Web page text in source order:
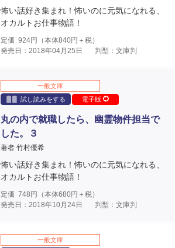
怖い話好き集まれ！怖いのに元気になれる、
オカルトお仕事物語！
定価 924円（本体840円＋税）
発売日：2018年04月25日
判型：文庫判
一般文庫
試し読みをする
電子版
丸の内で就職したら、幽霊物件担当で
した。３
著者 竹村優希
怖い話好き集まれ！怖いのに元気になれる、
オカルトお仕事物語！
定価 748 円（本体680円＋税）
発売日：2018年10月24日
判型：文庫判
一般文庫